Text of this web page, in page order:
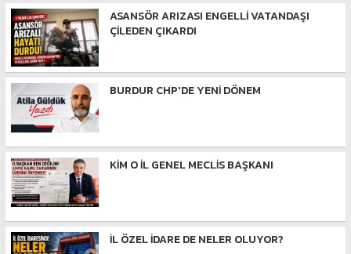
ASANSÖR ARIZASI ENGELLİ VATANDAŞI
ÇİLEDEN ÇIKARDI
BURDUR CHP'DE YENİ DÖNEM
KİM O İL GENEL MECLİS BAŞKANI
İL ÖZEL İDARE DE NELER OLUYOR?